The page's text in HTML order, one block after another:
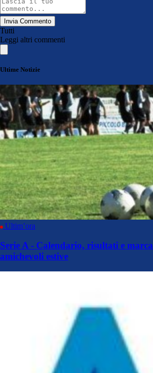
Invia Commento
Tutti
Leggi altri commenti
Ultime Notizie
Ultim’ora
Serie A - Calendario, risultati e
amichevoli estive